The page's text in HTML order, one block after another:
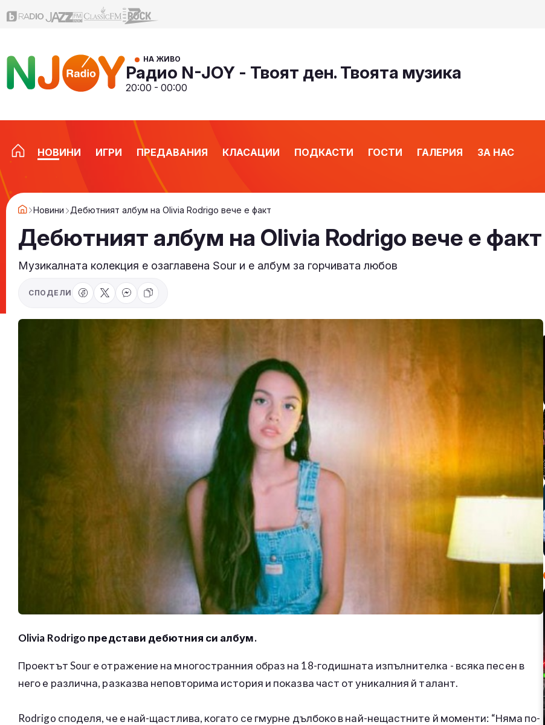
НА ЖИВО
Радио N-JOY - Твоят ден. Твоята музика
20:00 - 00:00
НОВИНИ ИГРИ ПРЕДАВАНИЯ КЛАСАЦИИ ПОДКАСТИ ГОСТИ ГАЛЕРИЯ ЗА НАС
Новини Дебютният албум на Olivia Rodrigo вече е факт
Дебютният албум на Olivia Rodrigo вече е факт
Музикалната колекция е озаглавена Sour и е албум за горчивата любов
СПОДЕЛИ
Olivia Rodrigo представи дебютния си албум.
Проектът Sour е отражение на многостранния образ на 18-годишната изпълнителка - всяка песен в
него е различна, разказва неповторима история и показва част от уникалния й талант.
Rodrigo споделя, че е най-щастлива, когато се гмурне дълбоко в най-нещастните й моменти: “Няма по-